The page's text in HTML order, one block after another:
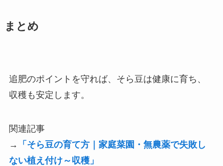
まとめ
追肥のポイントを守れば、そら豆は健康に育ち、
収穫も安定します。
関連記事
→
「そら豆の育て方｜家庭菜園・無農薬で失敗し
ない植え付け～収穫」